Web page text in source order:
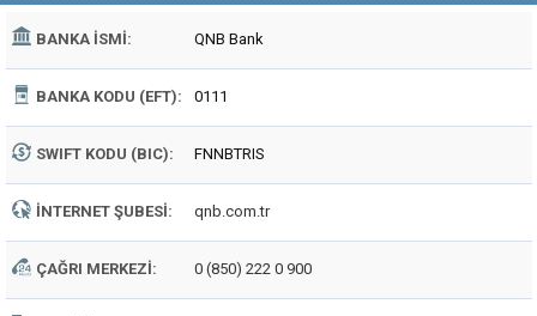
BANKA İSMI: QNB Bank
BANKA KODU (EFT): 0111
SWIFT KODU (BIC): FNNBTRIS
İNTERNET ŞUBESI: qnb.com.tr
ÇAĞRI MERKEZI: 0 (850) 222 0 900